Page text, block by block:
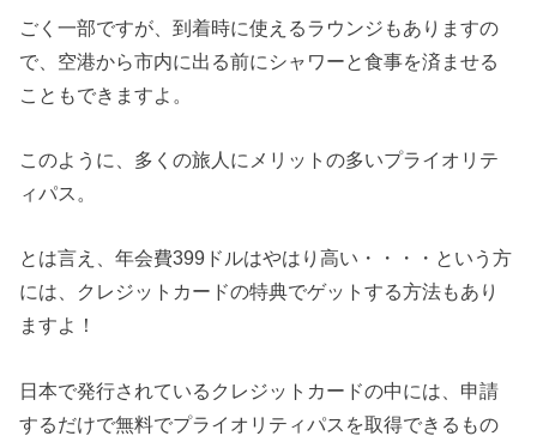
ごく一部ですが、到着時に使えるラウンジもありますの
で、空港から市内に出る前にシャワーと食事を済ませる
こともできますよ。
このように、多くの旅人にメリットの多いプライオリテ
ィパス。
とは言え、年会費399ドルはやはり高い・・・・という方
には、クレジットカードの特典でゲットする方法もあり
ますよ！
日本で発行されているクレジットカードの中には、申請
するだけで無料でプライオリティパスを取得できるもの